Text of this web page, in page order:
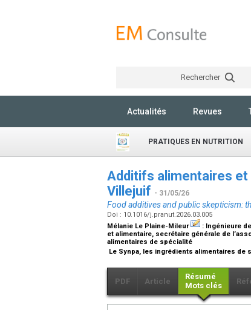
Rechercher
Actualités Revues
PRATIQUES EN NUTRITION
Additifs alimentaires et
Villejuif - 31/05/26
Food additives and public skepticism:
Doi : 10.1016/j.pranut.2026.03.005
Mélanie Le Plaine-Mileur
: Ingénieure
et alimentaire, secrétaire générale de
alimentaires de spécialité
Le Synpa, les ingrédients alimentaires de
PDF Article
Résumé
Mots clés